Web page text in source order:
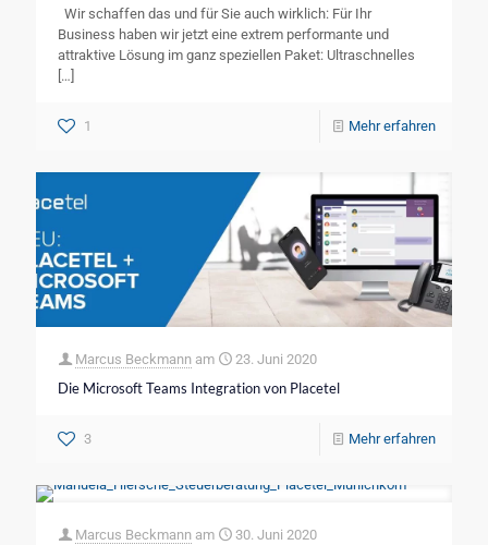
Wir schaffen das und für Sie auch wirklich: Für Ihr
Business haben wir jetzt eine extrem performante und
attraktive Lösung im ganz speziellen Paket: Ultraschnelles
[…]
1 Mehr erfahren
Marcus Beckmann am 23. Juni 2020
Die Microsoft Teams Integration von Placetel
3 Mehr erfahren
Marcus Beckmann am 30. Juni 2020